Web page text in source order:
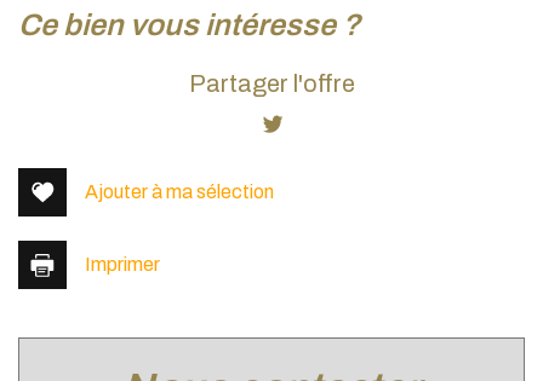
ce bien vous intéresse ?
Partager l'offre
Ajouter à ma sélection
Imprimer